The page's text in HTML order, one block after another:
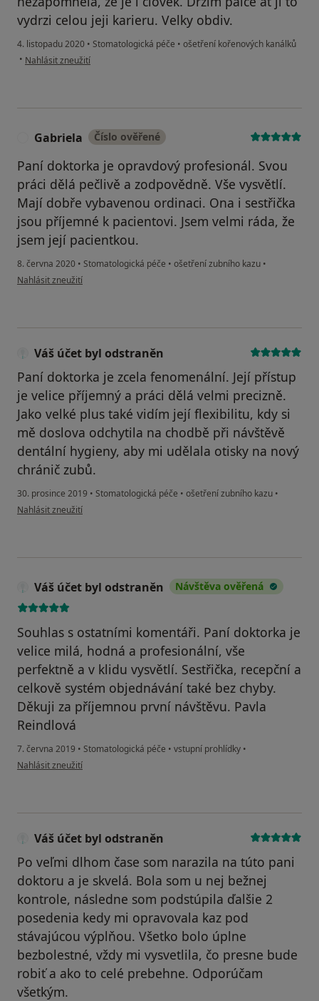
vydrzi celou jeji karieru. Velky obdiv.
4. listopadu 2020 • Stomatologická péče • ošetření kořenových kanálků
• podle názoru uživatele Eva
Nahlásit zneužití
Gabriela Číslo ověřené
Paní doktorka je opravdový profesionál. Svou
práci dělá pečlivě a zodpovědně. Vše vysvětlí.
Mají dobře vybavenou ordinaci. Ona i sestřička
jsou příjemné k pacientovi. Jsem velmi ráda, že
jsem její pacientkou.
8. června 2020 • Stomatologická péče • ošetření zubního kazu •
podle názoru uživatele Gabriela
Nahlásit zneužití
Váš účet byl odstraněn
Paní doktorka je zcela fenomenální. Její přístup
je velice příjemný a práci dělá velmi precizně.
Jako velké plus také vidím její flexibilitu, kdy si
mě doslova odchytila na chodbě při návštěvě
dentální hygieny, aby mi udělala otisky na nový
chránič zubů.
30. prosince 2019 • Stomatologická péče • ošetření zubního kazu •
podle názoru uživatele Váš účet byl odstraněn
Nahlásit zneužití
Váš účet byl odstraněn Návštěva ověřená
Souhlas s ostatními komentáři. Paní doktorka je
velice milá, hodná a profesionální, vše
perfektně a v klidu vysvětlí. Sestřička, recepční a
celkově systém objednávání také bez chyby.
Děkuji za příjemnou první návštěvu. Pavla
Reindlová
7. června 2019 • Stomatologická péče • vstupní prohlídky •
podle názoru uživatele Váš účet byl odstraněn
Nahlásit zneužití
Váš účet byl odstraněn
Po veľmi dlhom čase som narazila na túto pani
doktoru a je skvelá. Bola som u nej bežnej
kontrole, následne som podstúpila ďalšie 2
posedenia kedy mi opravovala kaz pod
stávajúcou výplňou. Všetko bolo úplne
bezbolestné, vždy mi vysvetlila, čo presne bude
robiť a ako to celé prebehne. Odporúčam
všetkým.